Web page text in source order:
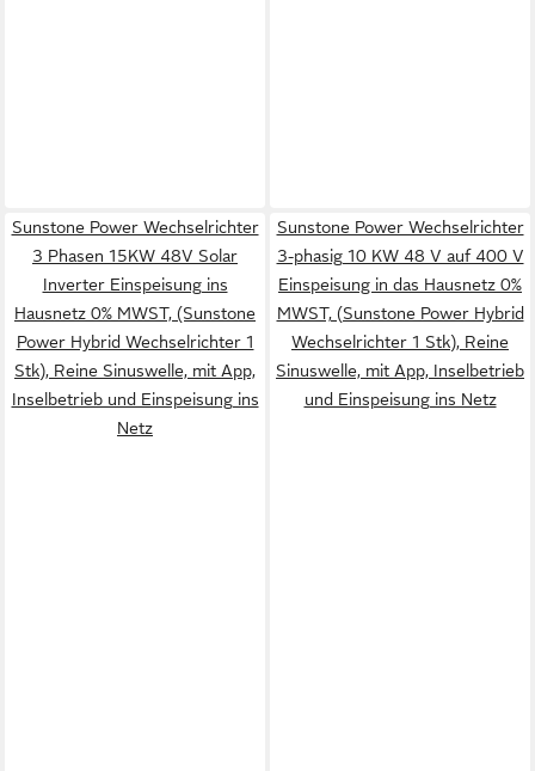
Sunstone Power Wechselrichter
3 Phasen 15KW 48V Solar
Inverter Einspeisung ins
Hausnetz 0% MWST, (Sunstone
Power Hybrid Wechselrichter 1
Stk), Reine Sinuswelle, mit App,
Inselbetrieb und Einspeisung ins
Netz
Sunstone Power Wechselrichter
3-phasig 10 KW 48 V auf 400 V
Einspeisung in das Hausnetz 0%
MWST, (Sunstone Power Hybrid
Wechselrichter 1 Stk), Reine
Sinuswelle, mit App, Inselbetrieb
und Einspeisung ins Netz